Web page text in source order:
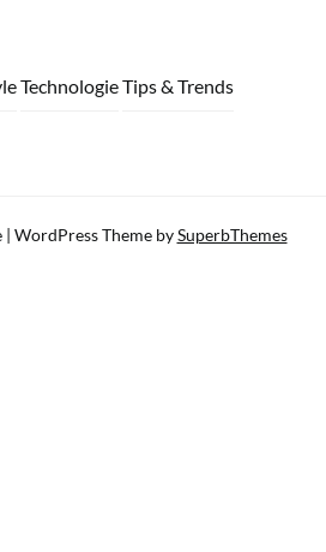
TechnologieTips & Trends
| WordPress Theme bySuperbThemes